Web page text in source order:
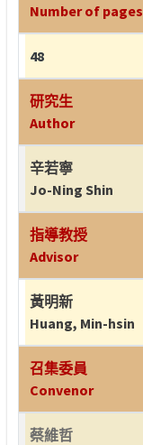
Number of pages
48
研究生
Author
辛若寧
Jo-Ning Shin
指導教授
Advisor
黃明新
Huang, Min-hsin
召集委員
Convenor
蔡維哲